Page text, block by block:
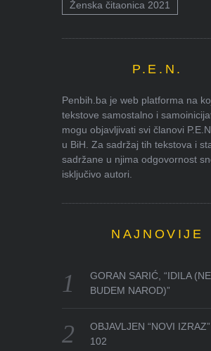
Ženska čitaonica 2021
P.E.N.
Penbih.ba je web platforma na
tekstove samostalno i
mogu objavljivati svi članovi
u BiH. Za sadržaj tih tekstova i
sadržane u njima odgovornost
isključivo autori.
NAJNOVIJE
GORAN SARIĆ, “IDILA
BUDEM NAROD)”
OBJAVLJEN “NOVI
102